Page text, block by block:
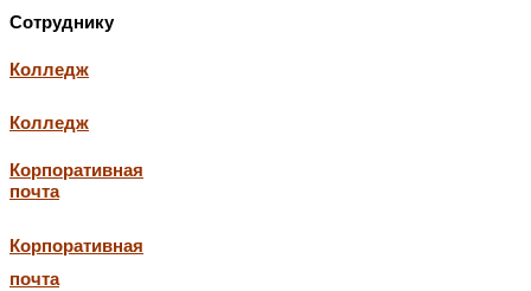
Сотруднику
Колледж
Колледж
Корпоративная
почта
Корпоративная
почта